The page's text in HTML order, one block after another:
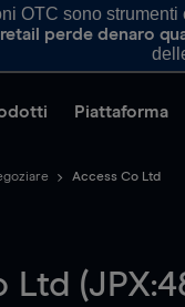
OTC sono
perde denaro
Piattaforma
Access Co Ltd